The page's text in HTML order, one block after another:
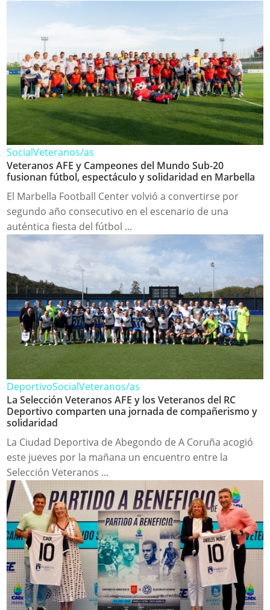
SocialVeteranos/as
Veteranos AFE y Campeones del Mundo Sub-20
fusionan fútbol, espectáculo y solidaridad en Marbella
El Marbella Football Center volvió a convertirse por
segundo año consecutivo en el escenario de una
auténtica fiesta del fútbol ...
DeportivoSocialVeteranos/as
La Selección Veteranos AFE y los Veteranos del RC
Deportivo comparten una jornada de compañerismo y
solidaridad
La Ciudad Deportiva de Abegondo de A Coruña acogió
este jueves por la mañana un encuentro entre la
Selección Veteranos ...